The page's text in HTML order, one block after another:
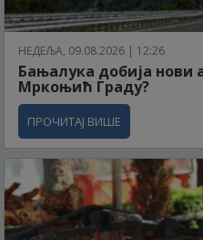
НЕДЕЉА, 09.08.2026 | 12:26
Бањалука добија нови
Мркоњић Граду?
ПРОЧИТАЈ ВИШЕ